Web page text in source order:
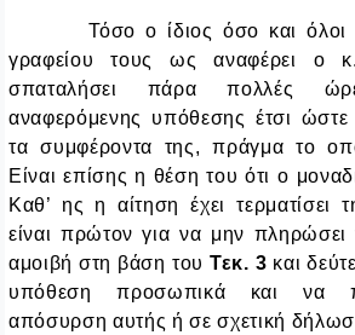
Τόσο ο ίδιος όσο και όλοι
γραφείου τους ως αναφέρει ο κ.
σπαταλήσει πάρα πολλές
αναφερόμενης υπόθεσης έτσι
τα συμφέροντα της, πράγμα το
Είναι επίσης η θέση του ότι ο
Καθ’ ης η αίτηση έχει τερματίσει
είναι πρώτον για να μην
αμοιβή στη βάση του Τεκ. 3 και
υπόθεση προσωπικά και να
απόσυρση αυτής ή σε σχετική